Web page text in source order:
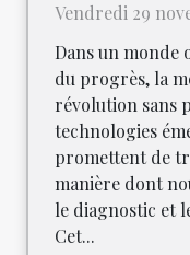
Vendredi 29
Dans un monde
du progrès, la
révolution sans
technologies
promettent de
manière dont
le diagnostic et
Cet...